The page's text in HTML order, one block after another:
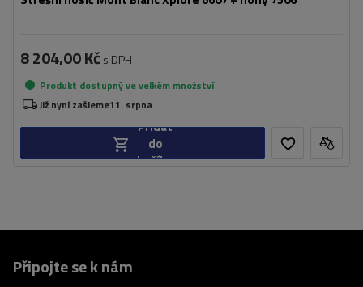
8 204,00 Kč s DPH
Produkt dostupný ve velkém množství
Již nyní zašleme11. srpna
Přidat
do
košíku
Připojte se k nám